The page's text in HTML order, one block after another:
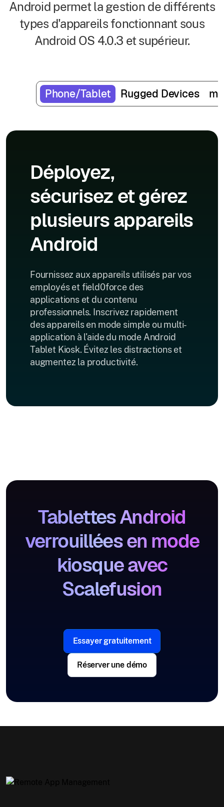
Android permet la gestion de différents
types d'appareils fonctionnant sous
Android OS 4.0.3 et supérieur.
Phone/Tablet Rugged Devices
Déployez,
sécurisez et gérez
plusieurs appareils
Android
Fournissez aux appareils utilisés par vos
employés et field0force des
applications et du contenu
professionnels. Inscrivez rapidement
des appareils en mode simple ou multi-
application à l'aide du mode Android
Tablet Kiosk. Évitez les distractions et
augmentez la productivité.
Tablettes Android
verrouillées en mode
kiosque avec
Scalefusion
Essayer gratuitement
Réserver une démo